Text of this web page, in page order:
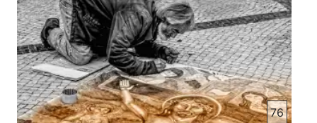
این سرنوشت در انتظارشان است حکومت ها مخالفین
خود و یا انقلابیونی که برزدی حکومت دست به سرا
میبرند و در طلاش توته ها میباشند اونا را هم به این
شکل جزا میتند تا برای مردم به استلاح عبرت شوه و
مردم بترسند که این قسمت کار را نکنند در وطن ما و
شما افغانستان این قسمت کار را صورت گرفته حالی
هم وقتی که کدام مجرم خطرناک گرفتار میشه مردم از
76